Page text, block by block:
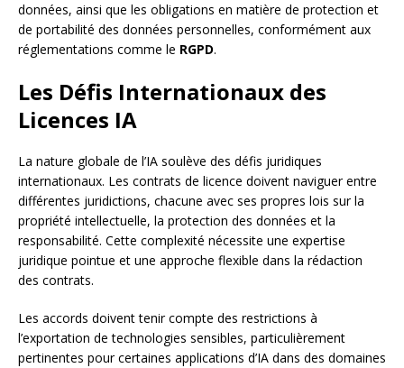
données, ainsi que les obligations en matière de protection et
de portabilité des données personnelles, conformément aux
réglementations comme le RGPD.
Les Défis Internationaux des
Licences IA
La nature globale de l’IA soulève des défis juridiques
internationaux. Les contrats de licence doivent naviguer entre
différentes juridictions, chacune avec ses propres lois sur la
propriété intellectuelle, la protection des données et la
responsabilité. Cette complexité nécessite une expertise
juridique pointue et une approche flexible dans la rédaction
des contrats.
Les accords doivent tenir compte des restrictions à
l’exportation de technologies sensibles, particulièrement
pertinentes pour certaines applications d’IA dans des domaines